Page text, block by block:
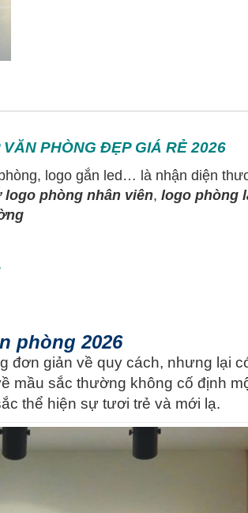
PHÒNG ĐẸP GIÁ RẺ 2026
logo gắn led… là nhận diện
logo phòng nhân viên, logo phòng
phòng 2026
đơn giản về quy cách, nhưng lại
mầu sắc thường không cố định
thể hiện sự tươi trẻ và mới lạ.